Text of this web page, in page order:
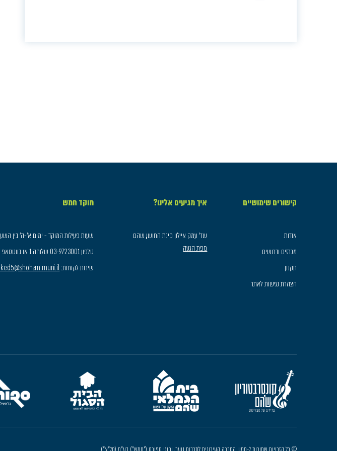
קישורים שימושיים
אודות
מכרזים ודרושים
תקנון
הצהרת נגישות לאתר
איך מגיעים אלינו?
שד׳ עמק איילון פינת החושן, שהם
מפת הגעה
מוקד חמש
שעות פעילות המוקד - ימים א'-ה' בין השעות 8:30-
טלפון 03-9723001 שלוחה 1 או בווטסאפ 050-3709807
שירות לקוחות: